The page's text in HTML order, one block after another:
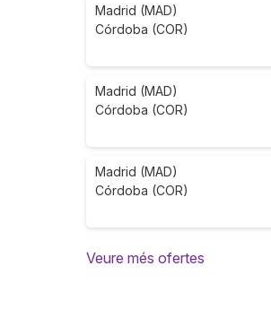
Madrid (MAD)
Córdoba (COR)
Madrid (MAD)
Córdoba (COR)
Madrid (MAD)
Córdoba (COR)
Veure més ofertes